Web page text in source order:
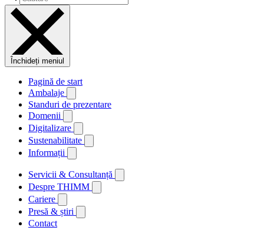
Închideți meniul
Pagină de start
Ambalaje
Standuri de prezentare
Domenii
Digitalizare
Sustenabilitate
Informații
Servicii & Consultanță
Despre THIMM
Cariere
Presă & știri
Contact